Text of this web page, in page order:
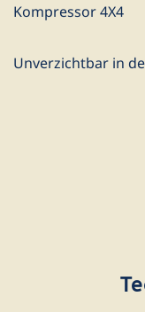
Kompressor 4X4
Unverzichtbar in